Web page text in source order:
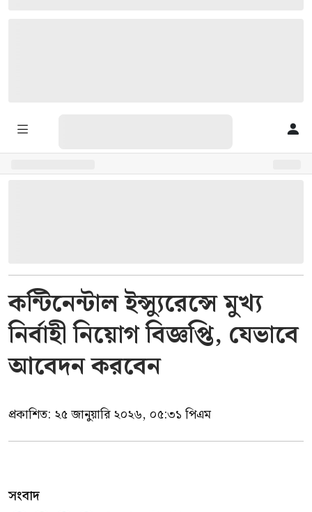
কন্টিনেন্টাল ইন্স্যুরেন্সে মুখ্য
নির্বাহী নিয়োগ বিজ্ঞপ্তি, যেভাবে
আবেদন করবেন
প্রকাশিত: ২৫ জানুয়ারি ২০২৬, ০৫:৩১ পিএম
সংবাদ